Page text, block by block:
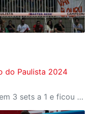
do Paulista 2024
Equipe bauruense foi superada em 3 sets a 1 e ficou com a medalha de prata